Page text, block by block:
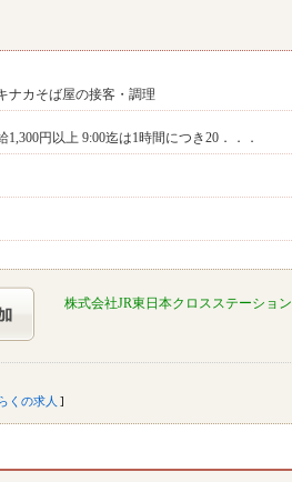
ナカそば屋の接客・調理
1,300円以上 9:00迄は1時間につき20．．．
株式会社JR東日本クロスステーション
くの求人